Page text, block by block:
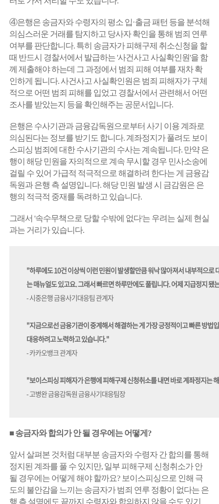
④은행은 송금자와 수령자의 평소 입·출금 패턴 등을 분석해
의심스러운 거래를 탐지하고 당사자 확인을 통해 범죄 연루
여부를 판단합니다. 특히 송금자가 피해구제 취소신청을 할
때 반드시 경찰서에서 발급하는 '사건사고 사실확인원'을 함
께 제출해야 하는데 그 과정에서 범죄 피해 여부를 재차 확
인하게 됩니다. 사건사고 사실확인원은 범죄 피해자가 구체
적으로 어떤 범죄 피해를 입었고 경찰서에서 관련해서 어떤
조사를 받았는지 등을 확인해주는 공문서입니다.
은행은 수사기관과 금융감독원으로부터 사기 이용 계좌로
의심된다는 정보를 받기도 합니다. 계좌정지가 풀려도 보이
스피싱 범죄에 대한 수사기관의 수사는 계속됩니다. 만약 은
행이 해당 민원을 자의적으로 계속 무시할 경우 민사소송에
걸릴 수 있어 가급적 적극적으로 해결하려 한다는 게 금융감
독원과 은행 측 설명입니다. 해당 민원 발생 시 금감원은 은
행의 적극적 중재를 독려하고 있습니다.
그래서 '속수무책으로 당할 수밖에 없다'는 우려는 실제 현실
과는 거리가 있습니다.
"하루에도 10건 이상씩 이런 민원이 발생할만큼 워낙 많아져서 내부적으로
는 매뉴얼도 있고요. 그래서 빠르면 하루만에도 풀립니다. 어제 지급정지 됐
- 시중은행 금융사기대응팀 관계자
"지금으로선 금융기관이 중계해서 해결하는 게 가장 긍정적이고 빠른 방법
대응하려고 노력하고 있습니다."
- 카카오뱅크 관계자
"보이스피싱 피해자가 은행에 피해구제 신청취소를 내면 바로 계좌정지는
- 고병완 금융감독원 금융사기대응팀장
■ 송금자와 합의가 안 될 경우에는 어떻게?
앞서 살펴본 것처럼 대부분 송금자와 수령자 간 합의를 통해
정지된 계좌를 풀 수 있지만, 일부 피해구제 신청취소가 안
될 경우에는 어떻게 해야 할까요? 보이스피싱으로 인해 극
도의 불안감을 느끼는 송금자가 범죄 연루 정황이 없다는 은
행 측 설명에도 끝까지 수령자와 합의하지 않을 수도 있기